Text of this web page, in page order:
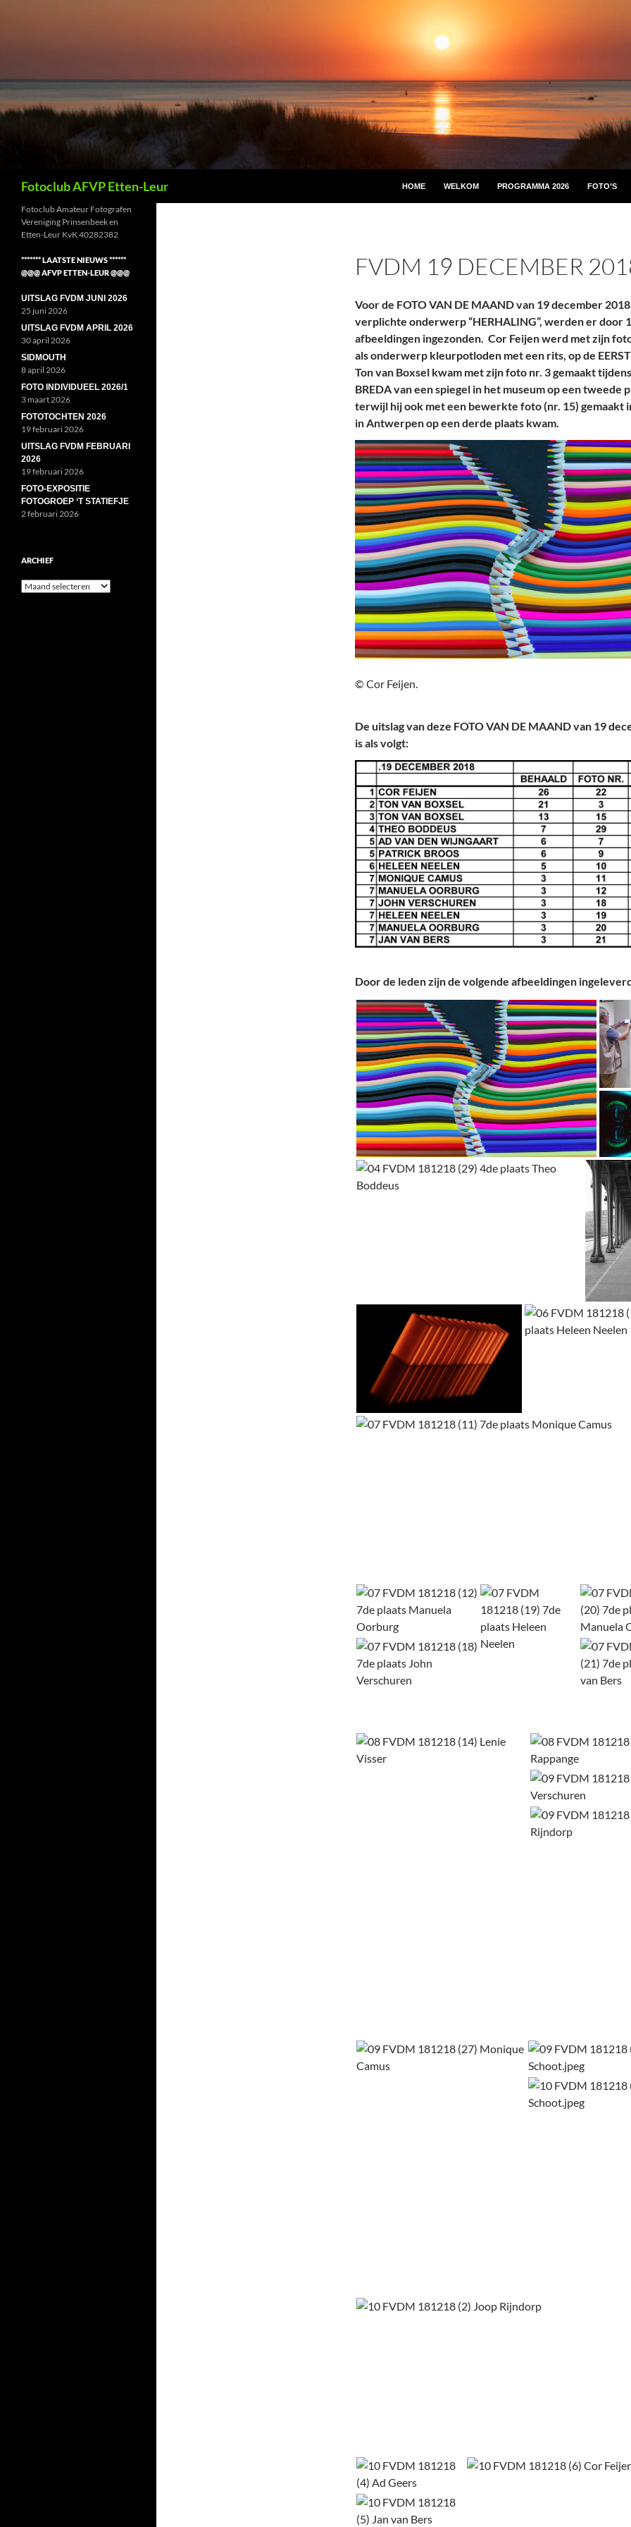
Fotoclub AFVP Etten-Leur HOME WELKOM PROGRAMMA 2026 FOTO’S
FVDM 19 DECEMBER
Voor de FOTO VAN DE MAAND van 19 december
verplichte onderwerp “HERHALING”, werden er door
afbeeldingen ingezonden. Cor Feijen werd met zijn
als onderwerp kleurpotloden met een rits, op de
Ton van Boxsel kwam met zijn foto nr. 3 gemaakt
BREDA van een spiegel in het museum op een tweede
terwijl hij ook met een bewerkte foto (nr. 15) gemaakt
in Antwerpen op een derde plaats kwam.
© Cor Feijen.
De uitslag van deze FOTO VAN DE MAAND van 19
is als volgt:
Door de leden zijn de volgende afbeeldingen
Fotoclub Amateur Fotografen
Vereniging Prinsenbeek en
Etten-Leur KvK 40282382
******* LAATSTE NIEUWS ******
@@@ AFVP ETTEN-LEUR @@@
UITSLAG FVDM JUNI 2026
25 juni 2026
UITSLAG FVDM APRIL 2026
30 april 2026
SIDMOUTH
8 april 2026
FOTO INDIVIDUEEL 2026/1
3 maart 2026
FOTOTOCHTEN 2026
19 februari 2026
UITSLAG FVDM FEBRUARI
2026
19 februari 2026
FOTO-EXPOSITIE
FOTOGROEP ‘T STATIEFJE
2 februari 2026
ARCHIEF
Archief